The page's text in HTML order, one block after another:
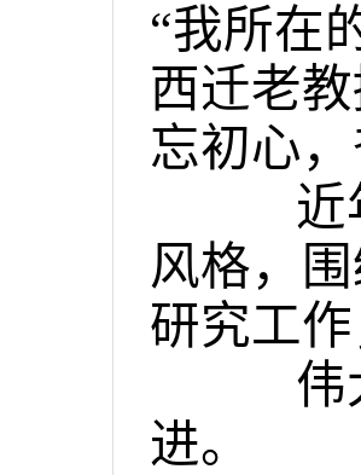
“我所在
西迁老
忘初心
近年
风格，
研究工
伟大
进。